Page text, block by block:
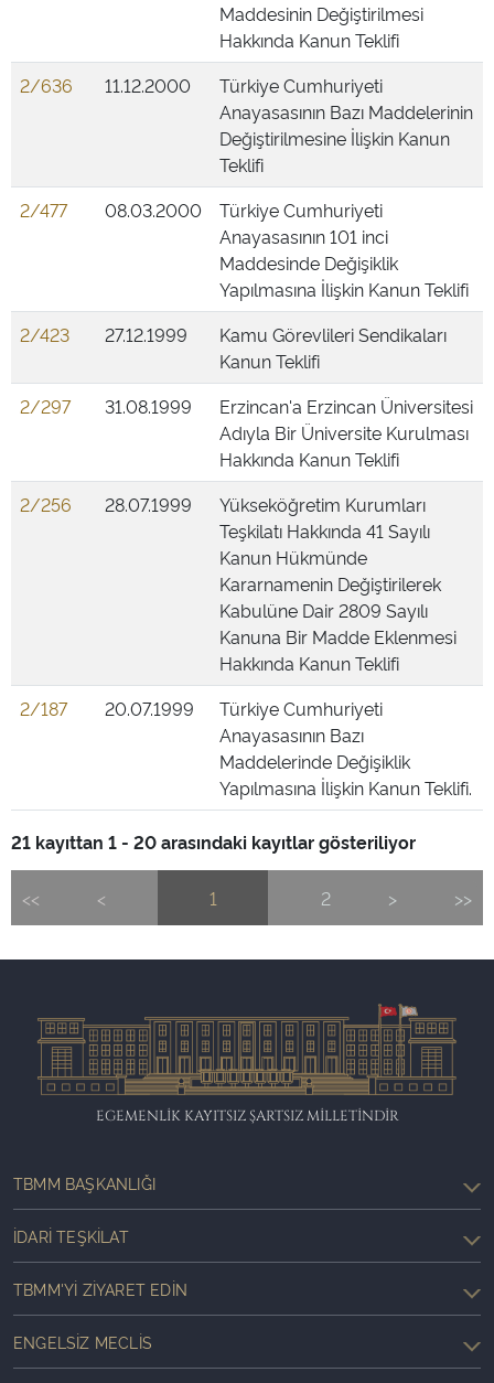
Maddesinin Değiştirilmesi
Hakkında Kanun Teklifi
2/636
11.12.2000
Türkiye Cumhuriyeti
Anayasasının Bazı Maddelerinin
Değiştirilmesine İlişkin Kanun
Teklifi
2/477
08.03.2000
Türkiye Cumhuriyeti
Anayasasının 101 inci
Maddesinde Değişiklik
Yapılmasına İlişkin Kanun Teklifi
2/423
27.12.1999
Kamu Görevlileri Sendikaları
Kanun Teklifi
2/297
31.08.1999
Erzincan'a Erzincan Üniversitesi
Adıyla Bir Üniversite Kurulması
Hakkında Kanun Teklifi
2/256
28.07.1999
Yükseköğretim Kurumları
Teşkilatı Hakkında 41 Sayılı
Kanun Hükmünde
Kararnamenin Değiştirilerek
Kabulüne Dair 2809 Sayılı
Kanuna Bir Madde Eklenmesi
Hakkında Kanun Teklifi
2/187
20.07.1999
Türkiye Cumhuriyeti
Anayasasının Bazı
Maddelerinde Değişiklik
Yapılmasına İlişkin Kanun Teklifi.
21 kayıttan 1 - 20 arasındaki kayıtlar gösteriliyor
<< < 1 2 > >>
EGEMENLİK KAYITSIZ ŞARTSIZ MİLLETİNDİR
TBMM BAŞKANLIĞI
İDARI TEŞKILAT
TBMM'YI ZIYARET EDIN
ENGELSIZ MECLIS